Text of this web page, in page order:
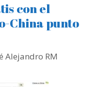
con el
China punto
Alejandro RM